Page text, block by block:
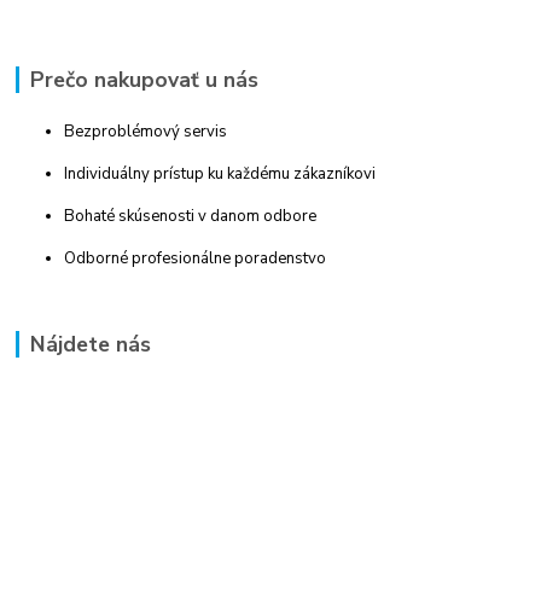
Prečo nakupovať u nás
Bezproblémový servis
Individuálny prístup ku každému zákazníkovi
Bohaté skúsenosti v danom odbore
Odborné profesionálne poradenstvo
Nájdete nás